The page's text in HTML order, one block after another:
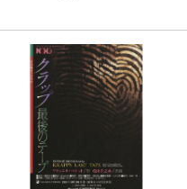
男。そして、生涯にただ一つの
詩集『悪の華』を残した男。ザズ
ゥは、このＣ.B.のダンディズムを
「無理してでも恰好つける男」と
して捕らえ、ザズゥの演劇美学で
ある男芝居＝ハードボイルド・ス
タイルと共鳴させます。